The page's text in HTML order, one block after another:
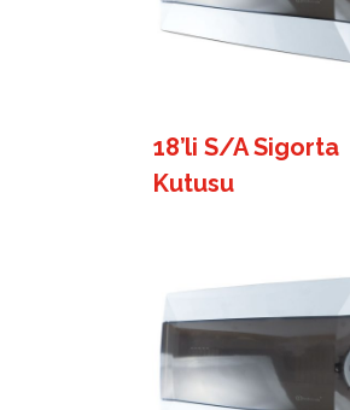
18’li S/A Sigorta
Kutusu